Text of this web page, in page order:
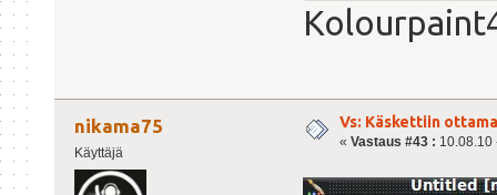
nikama75
Käyttäjä
Vs: Käskettiin
« Vastaus #43 : 10.08.10